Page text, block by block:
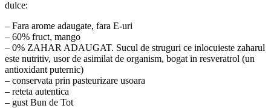
dulce:
– Fara arome adaugate, fara E-uri
– 60% fruct, mango
– 0% ZAHAR ADAUGAT. Sucul de struguri ce inlocuieste zaharul
este nutritiv, usor de asimilat de organism, bogat in resveratrol (un
antioxidant puternic)
– conservata prin pasteurizare usoara
– reteta autentica
– gust Bun de Tot